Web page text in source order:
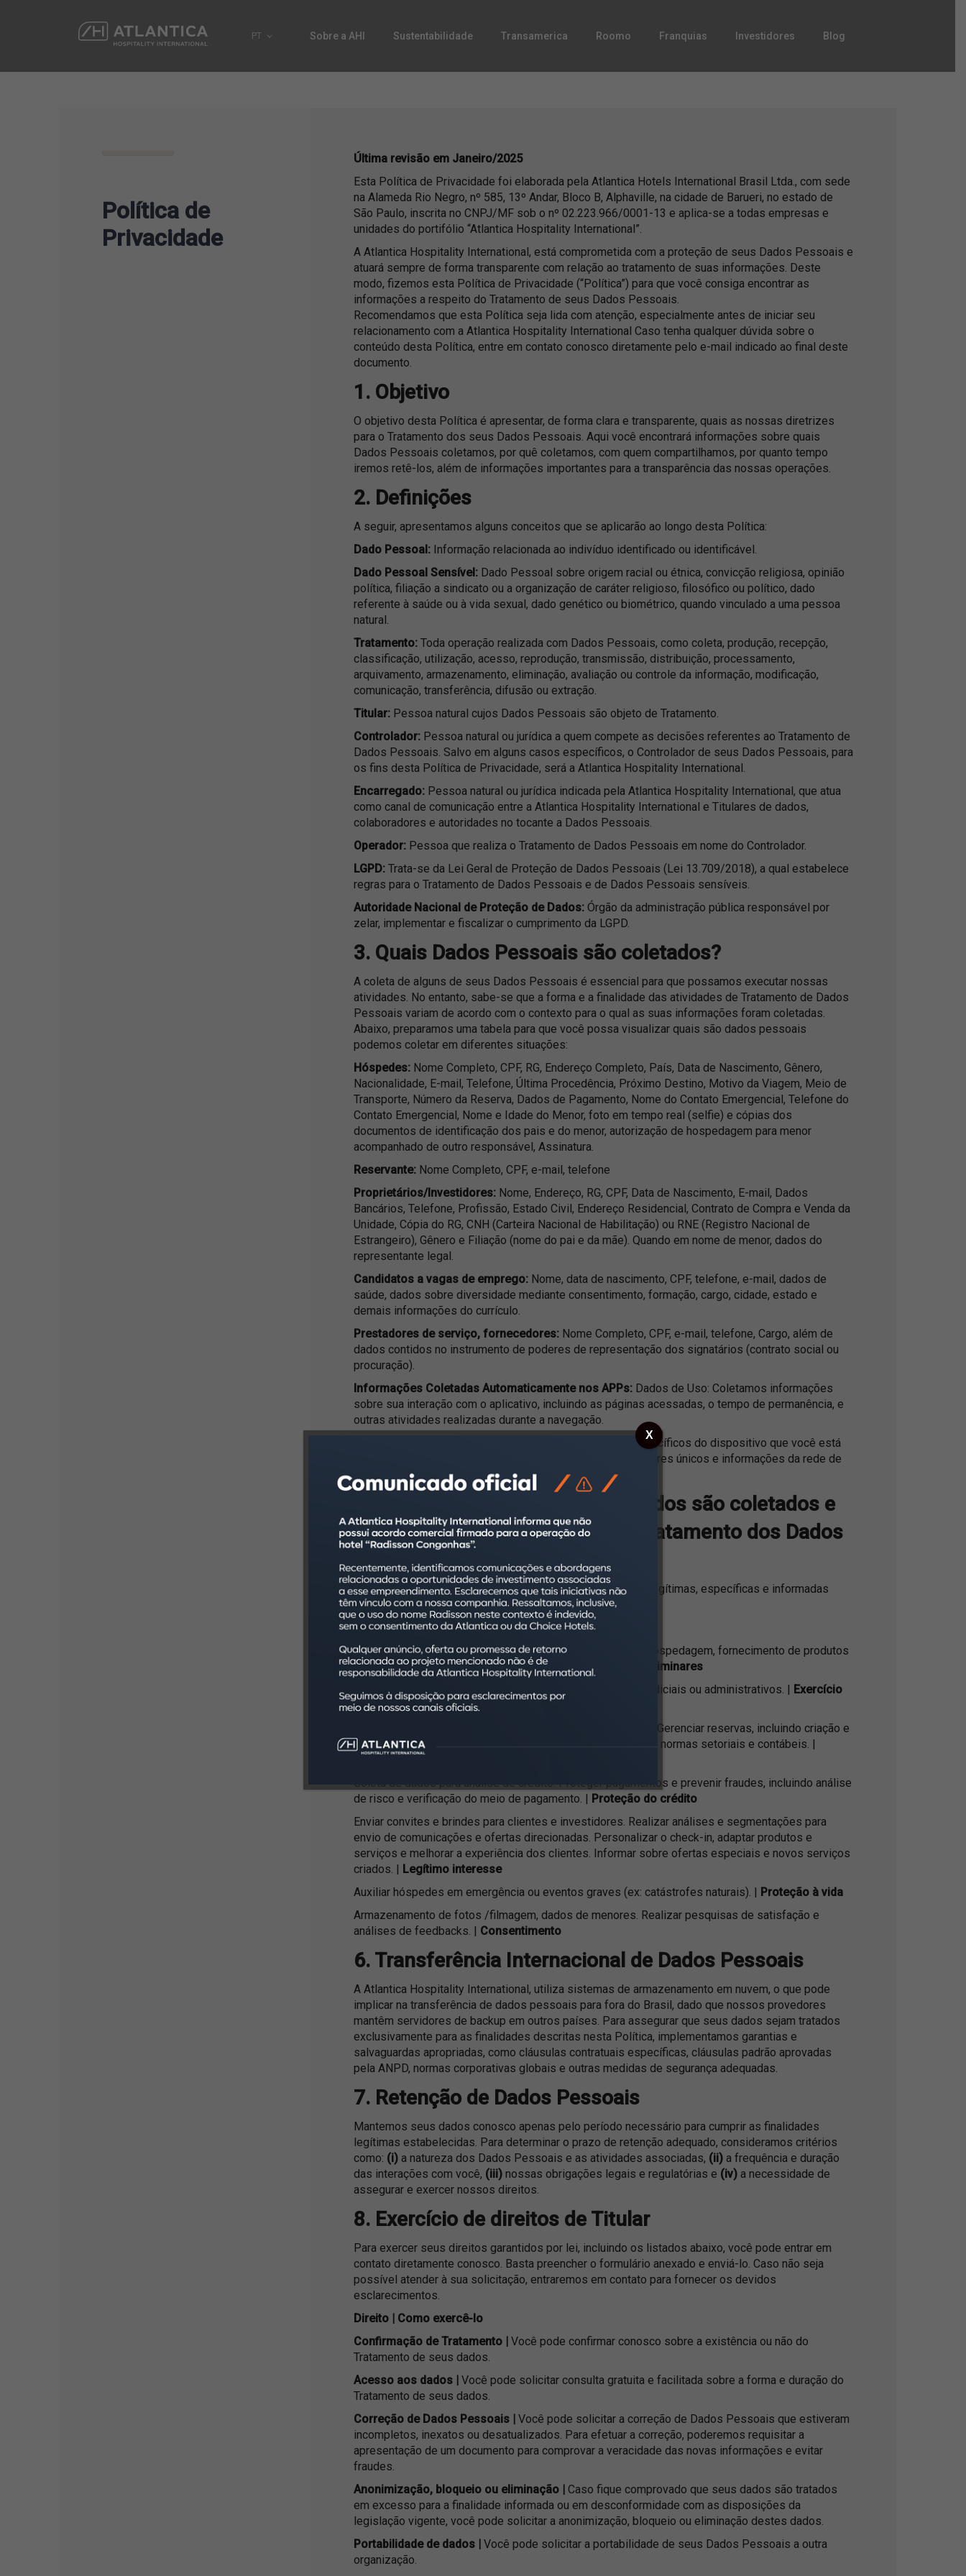
PT Sobre a AHI Sustentabilidade Transamerica Roomo Franquias Investidores Blog
Política de
Privacidade
Última revisão em Janeiro/2025
Esta Política de Privacidade foi elaborada pela Atlantica Hotels International Brasil Ltda., com sede
na Alameda Rio Negro, nº 585, 13º Andar, Bloco B, Alphaville, na cidade de Barueri, no estado de
São Paulo, inscrita no CNPJ/MF sob o nº 02.223.966/0001-13 e aplica-se a todas empresas e
unidades do portifólio “Atlantica Hospitality International”.
A Atlantica Hospitality International, está comprometida com a proteção de seus Dados Pessoais e
atuará sempre de forma transparente com relação ao tratamento de suas informações. Deste
modo, fizemos esta Política de Privacidade (“Política”) para que você consiga encontrar as
informações a respeito do Tratamento de seus Dados Pessoais.
Recomendamos que esta Política seja lida com atenção, especialmente antes de iniciar seu
relacionamento com a Atlantica Hospitality International Caso tenha qualquer dúvida sobre o
conteúdo desta Política, entre em contato conosco diretamente pelo e-mail indicado ao final deste
documento.
1. Objetivo
O objetivo desta Política é apresentar, de forma clara e transparente, quais as nossas diretrizes
para o Tratamento dos seus Dados Pessoais. Aqui você encontrará informações sobre quais
Dados Pessoais coletamos, por quê coletamos, com quem compartilhamos, por quanto tempo
iremos retê-los, além de informações importantes para a transparência das nossas operações.
2. Definições
A seguir, apresentamos alguns conceitos que se aplicarão ao longo desta Política:
Dado Pessoal:Informação relacionada ao indivíduo identificado ou identificável.
Dado Pessoal Sensível:Dado Pessoal sobre origem racial ou étnica, convicção religiosa, opinião
política, filiação a sindicato ou a organização de caráter religioso, filosófico ou político, dado
referente à saúde ou à vida sexual, dado genético ou biométrico, quando vinculado a uma pessoa
natural.
Tratamento:Toda operação realizada com Dados Pessoais, como coleta, produção, recepção,
classificação, utilização, acesso, reprodução, transmissão, distribuição, processamento,
arquivamento, armazenamento, eliminação, avaliação ou controle da informação, modificação,
comunicação, transferência, difusão ou extração.
Titular:Pessoa natural cujos Dados Pessoais são objeto de Tratamento.
Controlador:Pessoa natural ou jurídica a quem compete as decisões referentes ao Tratamento de
Dados Pessoais. Salvo em alguns casos específicos, o Controlador de seus Dados Pessoais, para
os fins desta Política de Privacidade, será a Atlantica Hospitality International.
Encarregado:Pessoa natural ou jurídica indicada pela Atlantica Hospitality International, que atua
como canal de comunicação entre a Atlantica Hospitality International e Titulares de dados,
colaboradores e autoridades no tocante a Dados Pessoais.
Operador:Pessoa que realiza o Tratamento de Dados Pessoais em nome do Controlador.
LGPD:Trata-se da Lei Geral de Proteção de Dados Pessoais (Lei 13.709/2018), a qual estabelece
regras para o Tratamento de Dados Pessoais e de Dados Pessoais sensíveis.
Autoridade Nacional de Proteção de Dados:Órgão da administração pública responsável por
zelar, implementar e fiscalizar o cumprimento da LGPD.
3. Quais Dados Pessoais são coletados?
A coleta de alguns de seus Dados Pessoais é essencial para que possamos executar nossas
atividades. No entanto, sabe-se que a forma e a finalidade das atividades de Tratamento de Dados
Pessoais variam de acordo com o contexto para o qual as suas informações foram coletadas.
Abaixo, preparamos uma tabela para que você possa visualizar quais são dados pessoais
podemos coletar em diferentes situações:
Hóspedes:Nome Completo, CPF, RG, Endereço Completo, País, Data de Nascimento, Gênero,
Nacionalidade, E-mail, Telefone, Última Procedência, Próximo Destino, Motivo da Viagem, Meio de
Transporte, Número da Reserva, Dados de Pagamento, Nome do Contato Emergencial, Telefone do
Contato Emergencial, Nome e Idade do Menor, foto em tempo real (selfie) e cópias dos
documentos de identificação dos pais e do menor, autorização de hospedagem para menor
acompanhado de outro responsável, Assinatura.
Reservante:Nome Completo, CPF, e-mail, telefone
Proprietários/Investidores:Nome, Endereço, RG, CPF, Data de Nascimento, E-mail, Dados
Bancários, Telefone, Profissão, Estado Civil, Endereço Residencial, Contrato de Compra e Venda da
Unidade, Cópia do RG, CNH (Carteira Nacional de Habilitação) ou RNE (Registro Nacional de
Estrangeiro), Gênero e Filiação (nome do pai e da mãe). Quando em nome de menor, dados do
representante legal.
Candidatos a vagas de emprego:Nome, data de nascimento, CPF, telefone, e-mail, dados de
saúde, dados sobre diversidade mediante consentimento, formação, cargo, cidade, estado e
demais informações do currículo.
Prestadores de serviço, fornecedores:Nome Completo, CPF, e-mail, telefone, Cargo, além de
dados contidos no instrumento de poderes de representação dos signatários (contrato social ou
procuração).
Informações Coletadas Automaticamente nos APPs:Dados de Uso: Coletamos informações
sobre sua interação com o aplicativo, incluindo as páginas acessadas, o tempo de permanência, e
outras atividades realizadas durante a navegação.
Podemos coletar dados específicos do dispositivo que você está
utilizando, como o modelo, sistema operacional, identificadores únicos e informações da rede de
4. Para quais finalidades seus dados são coletados e
quais bases legais legitimam o tratamento dos Dados
Pessoais?
Tratamos seus Dados Pessoais somente para finalidades legítimas, específicas e informadas
nesta Política, como exemplificamos a seguir:
Finalidade do tratamento |Base legal
Cumprir obrigações para com clientes, incluindo reserva e hospedagem, fornecimento de produtos
e serviços. |Execução de contrato ou procedimentos preliminares
Exercício regular de direitos, como defesa em processos judiciais ou administrativos. | Exercício
regular de direitos
Emissão de notas fiscais, registro em órgãos competentes. Gerenciar reservas, incluindo criação e
armazenamento de documentos legais para cumprimento de normas setoriais e contábeis. |
Coleta de dados para análise de crédito. Proteger pagamentos e prevenir fraudes, incluindo análise
de risco e verificação do meio de pagamento. | Proteção do crédito
Enviar convites e brindes para clientes e investidores. Realizar análises e segmentações para
envio de comunicações e ofertas direcionadas. Personalizar o check-in, adaptar produtos e
serviços e melhorar a experiência dos clientes. Informar sobre ofertas especiais e novos serviços
criados. | Legítimo interesse
Auxiliar hóspedes em emergência ou eventos graves (ex: catástrofes naturais). | Proteção à vida
Armazenamento de fotos /filmagem, dados de menores. Realizar pesquisas de satisfação e
análises de feedbacks. | Consentimento
6. Transferência Internacional de Dados Pessoais
A Atlantica Hospitality International, utiliza sistemas de armazenamento em nuvem, o que pode
implicar na transferência de dados pessoais para fora do Brasil, dado que nossos provedores
mantêm servidores de backup em outros países. Para assegurar que seus dados sejam tratados
exclusivamente para as finalidades descritas nesta Política, implementamos garantias e
salvaguardas apropriadas, como cláusulas contratuais específicas, cláusulas padrão aprovadas
pela ANPD, normas corporativas globais e outras medidas de segurança adequadas.
7. Retenção de Dados Pessoais
Mantemos seus dados conosco apenas pelo período necessário para cumprir as finalidades
legítimas estabelecidas. Para determinar o prazo de retenção adequado, consideramos critérios
como: (i)a natureza dos Dados Pessoais e as atividades associadas, (ii)a frequência e duração
das interações com você, (iii)nossas obrigações legais e regulatórias e (iv)a necessidade de
assegurar e exercer nossos direitos.
8. Exercício de direitos de Titular
Para exercer seus direitos garantidos por lei, incluindo os listados abaixo, você pode entrar em
contato diretamente conosco. Basta preencher o formulário anexado e enviá-lo. Caso não seja
possível atender à sua solicitação, entraremos em contato para fornecer os devidos
esclarecimentos.
Direito | Como exercê-lo
Confirmação de Tratamento | Você pode confirmar conosco sobre a existência ou não do
Tratamento de seus dados.
Acesso aos dados | Você pode solicitar consulta gratuita e facilitada sobre a forma e duração do
Tratamento de seus dados.
Correção de Dados Pessoais | Você pode solicitar a correção de Dados Pessoais que estiveram
incompletos, inexatos ou desatualizados. Para efetuar a correção, poderemos requisitar a
apresentação de um documento para comprovar a veracidade das novas informações e evitar
fraudes.
Anonimização, bloqueio ou eliminação | Caso fique comprovado que seus dados são tratados
em excesso para a finalidade informada ou em desconformidade com as disposições da
legislação vigente, você pode solicitar a anonimização, bloqueio ou eliminação destes dados.
Portabilidade de dados | Você pode solicitar a portabilidade de seus Dados Pessoais a outra
organização.
X